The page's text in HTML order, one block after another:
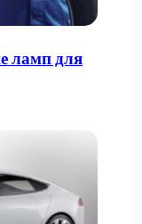
ламп для